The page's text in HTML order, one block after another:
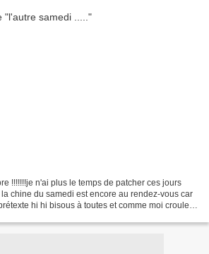
!!!!!!!je n'ai plus le temps de patcher ces jours
chine du samedi est encore au rendez-vous car
hi hi bisous à toutes et comme moi croulez